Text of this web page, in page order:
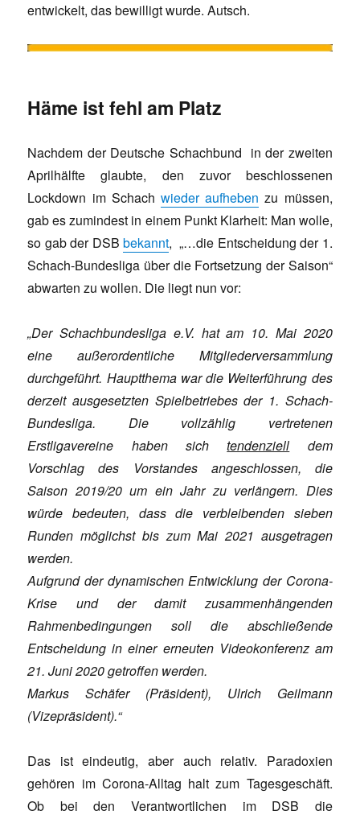
entwickelt, das bewilligt wurde. Autsch.
Häme ist fehl am Platz
Nachdem der Deutsche Schachbund in der zweiten
Aprilhälfte glaubte, den zuvor beschlossenen
Lockdown im Schach wieder aufheben zu müssen,
gab es zumindest in einem Punkt Klarheit: Man wolle,
so gab der DSBbekannt, „…die Entscheidung der 1.
Schach-Bundesliga über die Fortsetzung der Saison“
abwarten zu wollen. Die liegt nun vor:
„Der Schachbundesliga e.V. hat am 10. Mai 2020
eine außerordentliche Mitgliederversammlung
durchgeführt. Hauptthema war die Weiterführung des
derzeit ausgesetzten Spielbetriebes der 1. Schach-
Bundesliga. Die vollzählig vertretenen
Erstligavereine haben sichtendenziell dem
Vorschlag des Vorstandes angeschlossen, die
Saison 2019/20 um ein Jahr zu verlängern. Dies
würde bedeuten, dass die verbleibenden sieben
Runden möglichst bis zum Mai 2021 ausgetragen
werden.
Aufgrund der dynamischen Entwicklung der Corona-
Krise und der damit zusammenhängenden
Rahmenbedingungen soll die abschließende
Entscheidung in einer erneuten Videokonferenz am
21. Juni 2020 getroffen werden.
Markus Schäfer (Präsident), Ulrich Geilmann
(Vizepräsident).“
Das ist eindeutig, aber auch relativ. Paradoxien
gehören im Corona-Alltag halt zum Tagesgeschäft.
Ob bei den Verantwortlichen im DSB die